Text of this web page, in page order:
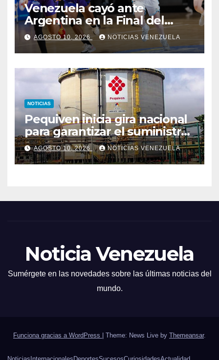
Venezuela cayó ante
Argentina en la Final del
Sudamericano
AGOSTO 10, 2026 NOTICIAS VENEZUELA
NOTICIAS
Pequiven inicia gira nacional
para garantizar el suministro
directo de urea a
productores agrícolas
AGOSTO 10, 2026 NOTICIAS VENEZUELA
Noticia Venezuela
Sumérgete en las novedades sobre las últimas noticias del
mundo.
Funciona gracias a WordPress Theme: News Live by Themeansar.